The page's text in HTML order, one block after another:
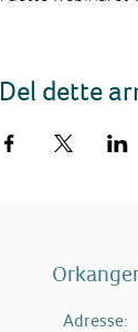
Del dette
Adresse: